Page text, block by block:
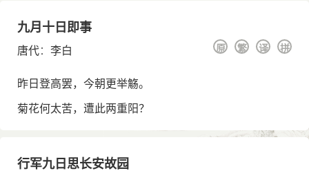
九月十日即事
唐代： 李白 拼
译
繁
原
昨日登高罢，今朝更举觞。
菊花何太苦，遭此两重阳？
行军九日思长安故园